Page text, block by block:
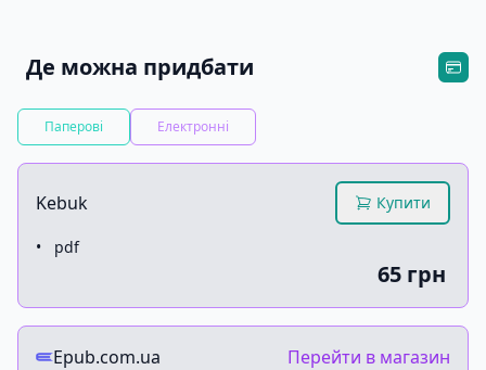
Де можна придбати
Паперові Електронні
Kebuk Купити
• pdf
65 грн
Epub.com.ua Перейти в магазин